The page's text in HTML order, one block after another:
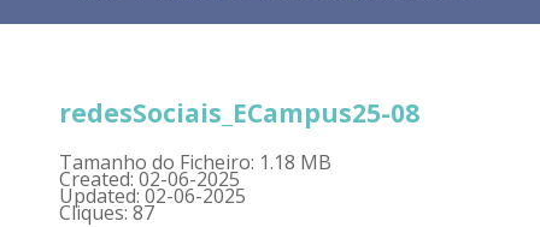
redesSociais_ECampus25-08
Tamanho do Ficheiro: 1.18 MB
Created: 02-06-2025
Updated: 02-06-2025
Cliques: 87